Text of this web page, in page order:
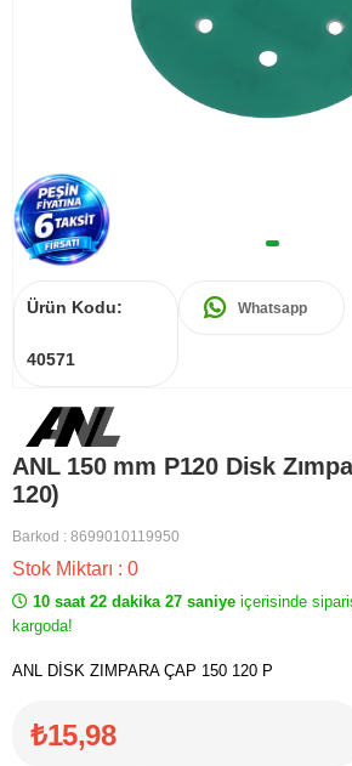
Ürün Kodu:
40571
Whatsapp
ANL 150 mm P120 Disk
120)
Barkod : 8699010119950
Stok Miktarı : 0
10 saat 22 dakika 27 saniye içerisinde
kargoda!
ANL DİSK ZIMPARA ÇAP 150 120 P
₺15,98